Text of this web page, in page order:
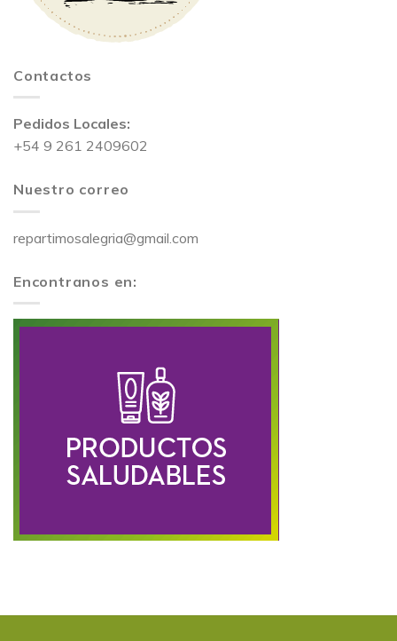
Contactos
Pedidos Locales:
+54 9 261 2409602
Nuestro correo
repartimosalegria@gmail.com
Encontranos en: